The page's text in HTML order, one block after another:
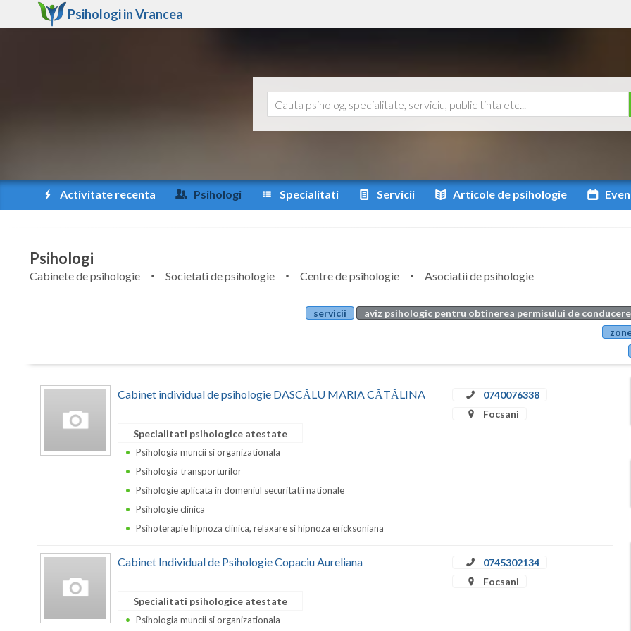
Psihologi inVrancea
Activitate recenta Psihologi Specialitati Servicii Articole de psihologie
Psihologi
Cabinete de psihologie Societati de psihologie Centre de psihologie
Asociatii de psihologie
servicii
aviz psihologic pentru obtinerea permisului de
Cabinet individual de psihologie DASCĂLU MARIA CĂTĂLINA
0740076338
Focsani
Specialitati psihologice atestate
Psihologia muncii si organizationala
Psihologia transporturilor
Psihologie aplicata in domeniul securitatii nationale
Psihologie clinica
Psihoterapie hipnoza clinica, relaxare si hipnoza ericksoniana
Cabinet Individual de Psihologie Copaciu Aureliana
0745302134
Focsani
Specialitati psihologice atestate
Psihologia muncii si organizationala